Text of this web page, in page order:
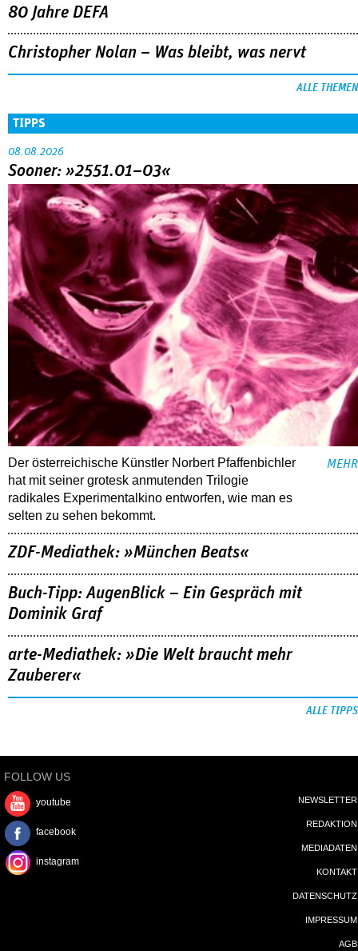
80 Jahre DEFA
Christopher Nolan – Was bleibt, was nervt
ALLE THEMEN
TIPPS
08.08.2026
Sooner: »2551.01–03«
Der österreichische Künstler Norbert Pfaffenbichler
hat mit seiner grotesk anmutenden Trilogie
radikales Experimentalkino entworfen, wie man es
selten zu sehen bekommt.
MEHR
ZDF-Mediathek: »München Beats«
Buch-Tipp: AugenBlick – Ein Gespräch mit
Dominik Graf
arte-Mediathek: »Die Welt braucht mehr
Zauberer«
ALLE TIPPS
FOLLOW US
youtube
facebook
instagram
NEWSLETTER
REDAKTION
MEDIADATEN
KONTAKT
DATENSCHUTZ
IMPRESSUM
AGB